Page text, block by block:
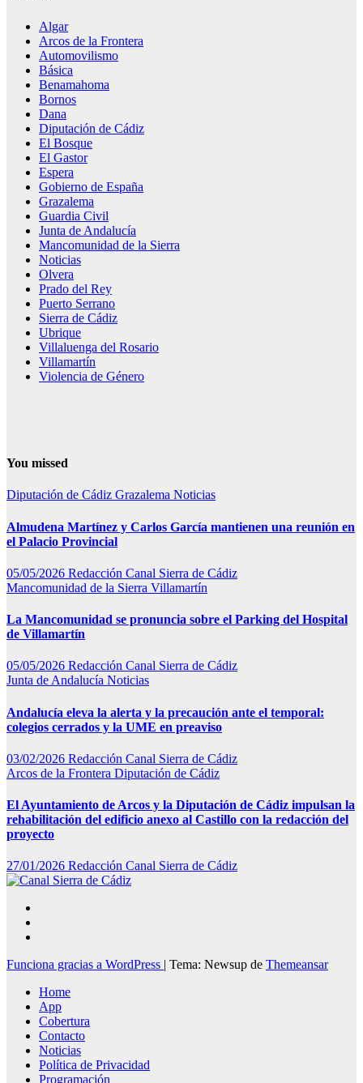
Algar
Arcos de la Frontera
Automovilismo
Básica
Benamahoma
Bornos
Dana
Diputación de Cádiz
El Bosque
El Gastor
Espera
Gobierno de España
Grazalema
Guardia Civil
Junta de Andalucía
Mancomunidad de la Sierra
Noticias
Olvera
Prado del Rey
Puerto Serrano
Sierra de Cádiz
Ubrique
Villaluenga del Rosario
Villamartín
Violencia de Género
You missed
Diputación de Cádiz Grazalema Noticias
Almudena Martínez y Carlos García mantienen una reunión en
el Palacio Provincial
05/05/2026 Redacción Canal Sierra de Cádiz
Mancomunidad de la Sierra Villamartín
La Mancomunidad se pronuncia sobre el Parking del Hospital
de Villamartín
05/05/2026 Redacción Canal Sierra de Cádiz
Junta de Andalucía Noticias
Andalucía eleva la alerta y la precaución ante el temporal:
colegios cerrados y la UME en preaviso
03/02/2026 Redacción Canal Sierra de Cádiz
Arcos de la Frontera Diputación de Cádiz
El Ayuntamiento de Arcos y la Diputación de Cádiz impulsan la
rehabilitación del edificio anexo al Castillo con la redacción del
proyecto
27/01/2026 Redacción Canal Sierra de Cádiz
Funciona gracias a WordPress | Tema: Newsup de Themeansar
Home
App
Cobertura
Contacto
Noticias
Política de Privacidad
Programación